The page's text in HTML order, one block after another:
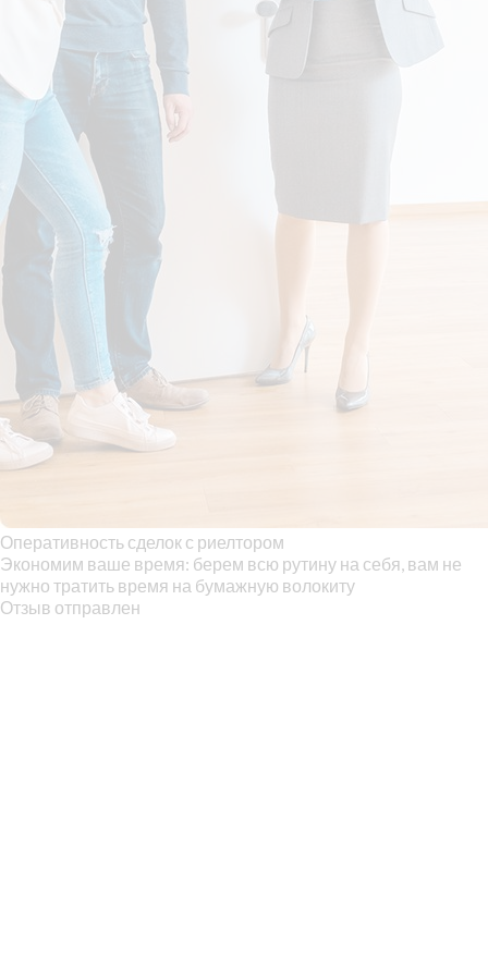
Оперативность сделок с риелтором
Экономим ваше время: берем всю рутину на себя, вам не
нужно тратить время на бумажную волокиту
Отзыв отправлен